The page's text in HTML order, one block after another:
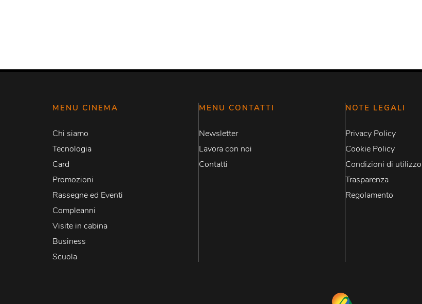
MENU CINEMA
Chi siamo
Tecnologia
Card
Promozioni
Rassegne ed Eventi
Compleanni
Visite in cabina
Business
Scuola
MENU CONTATTI
Newsletter
Lavora con noi
Contatti
NOTE LEGALI
Privacy Policy
Cookie Policy
Condizioni di utilizzo
Trasparenza
Regolamento